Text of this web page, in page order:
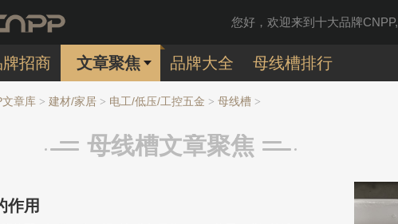
您好，欢迎来到十大品牌CNPP,
牌招商 文章聚焦 品牌大全 母线槽排行
文章库 > 建材/家居 > 电工/低压/工控五金 > 母线槽 >
母线槽文章聚焦
作用